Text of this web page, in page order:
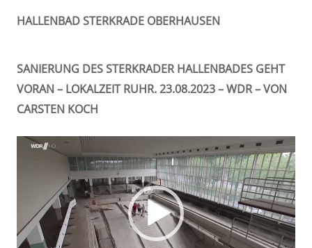
HALLENBAD STERKRADE OBERHAUSEN
SANIERUNG DES STERKRADER HALLENBADES GEHT
VORAN – LOKALZEIT RUHR. 23.08.2023 – WDR – VON
CARSTEN KOCH
Video-